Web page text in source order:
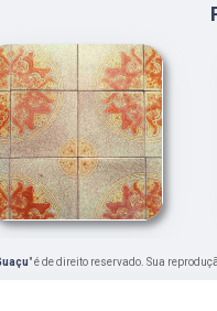
" é de direito reservado. Sua